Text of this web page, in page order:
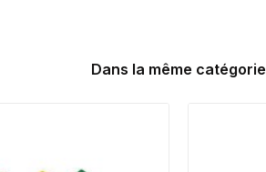
Dans la même catégorie